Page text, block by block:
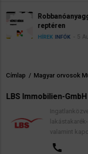
reptéren
HÍREK INFÓK 5
Morzsa
Címlap / Magyar orvosok
LBS Immobilien-
valamint
call